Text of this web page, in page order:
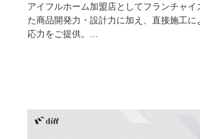
アイフルホーム加盟店としてフランチャ
た商品開発力・設計力に加え、直接施工
応力をご提供。...